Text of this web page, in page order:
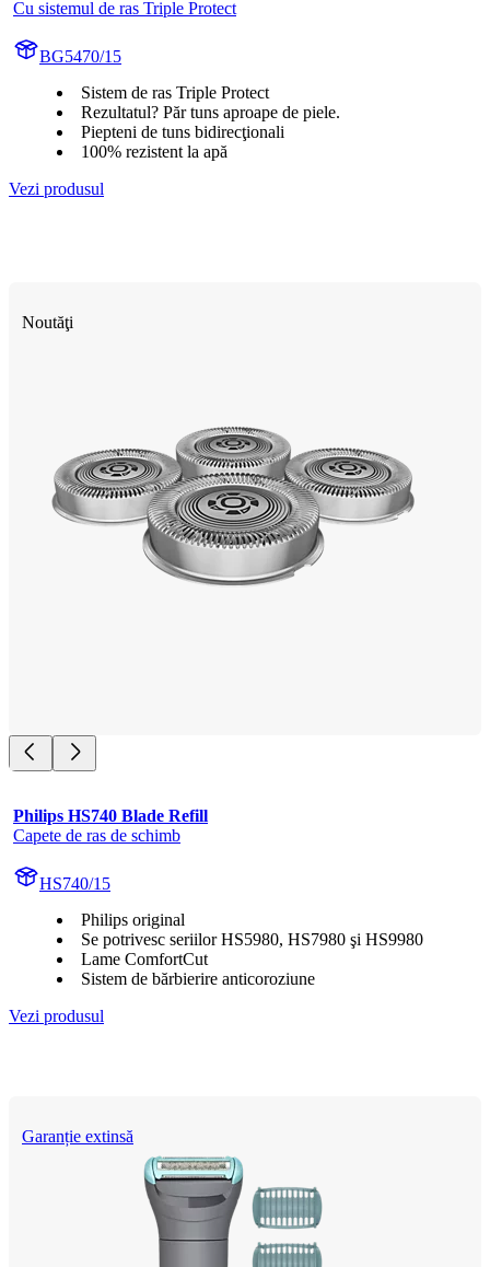
Cu sistemul de ras Triple Protect
BG5470/15
Sistem de ras Triple Protect
Rezultatul? Păr tuns aproape de piele.
Piepteni de tuns bidirecţionali
100% rezistent la apă
Vezi produsul
Noutăţi
Philips HS740 Blade Refill
Capete de ras de schimb
HS740/15
Philips original
Se potrivesc seriilor HS5980, HS7980 şi HS9980
Lame ComfortCut
Sistem de bărbierire anticoroziune
Vezi produsul
Garanție extinsă